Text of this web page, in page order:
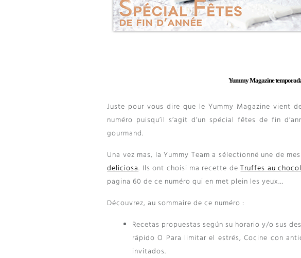
Yummy Magazine
Juste pour vous dire que le Yummy Magazine vient
numéro puisqu’il s’agit d’un spécial fêtes de fin
gourmand.
Una vez mas, la Yummy Team a sélectionné une de
deliciosa. Ils ont choisi ma recette de Truffes au
pagina 60de ce numéro qui en met plein les yeux…
Découvrez,au sommaire de ce numéro :
Recetas propuestas según su horario y/o sus
rápido O Para limitar el estrés, Cocine con
invitados.